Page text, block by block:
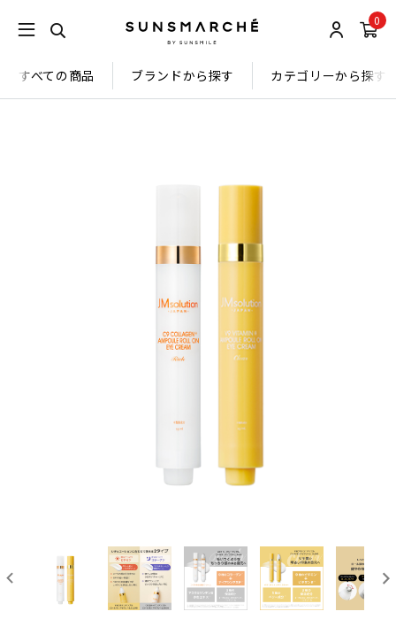
0
すべての商品 ブランドから探す カテゴリーから探す